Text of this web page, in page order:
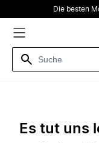
Die besten
Es tut uns